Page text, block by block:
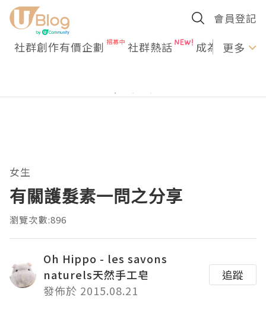
會員登記
社群創作有價企劃 社群熱話 成為U更多
女生
有關護髮素一問之分享
瀏覽次數:896
Oh Hippo - les savons
naturels天然手工皂
發佈於 2015.08.21
追蹤